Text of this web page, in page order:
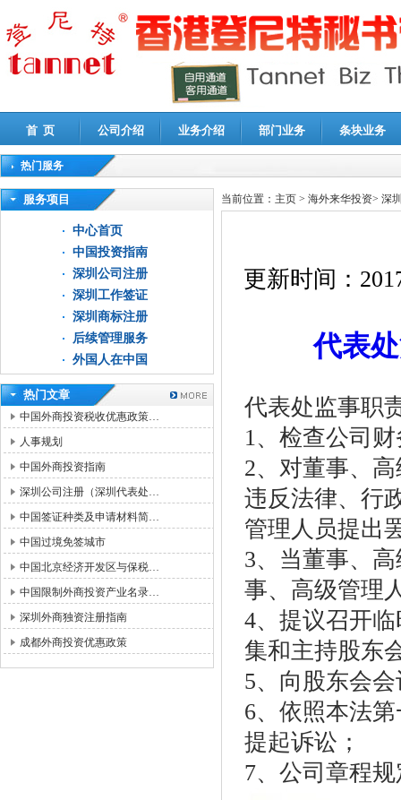
首 页 公司介绍 业务介绍 部门业务 条块业务
热门服务
高新技术企业认定审计|企业所得税汇算清缴申报鉴证
服务项目
中心首页
中国投资指南
深圳公司注册
深圳工作签证
深圳商标注册
后续管理服务
外国人在中国
热门文章
中国外商投资税收优惠政策…
人事规划
中国外商投资指南
深圳公司注册（深圳代表处…
中国签证种类及申请材料简…
中国过境免签城市
中国北京经济开发区与保税…
中国限制外商投资产业名录…
深圳外商独资注册指南
成都外商投资优惠政策
当前位置： 主页 > 海外来华投资> 深
更新时间：
代表
代表处监事职
1、检查公司
2、对董事、
违反法律、行
管理人员提出
3、当董事、
事、高级管理
4、提议召开
集和主持股东
5、向股东会
6、依照本法
提起诉讼；
7、公司章程